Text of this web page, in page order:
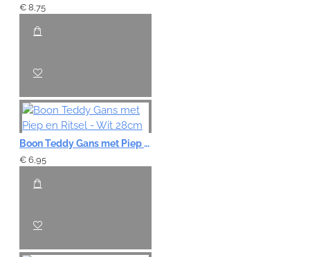
€ 8,75
Boon Teddy Gans met Piep en Ritsel - Wit 28cm
€ 6,95